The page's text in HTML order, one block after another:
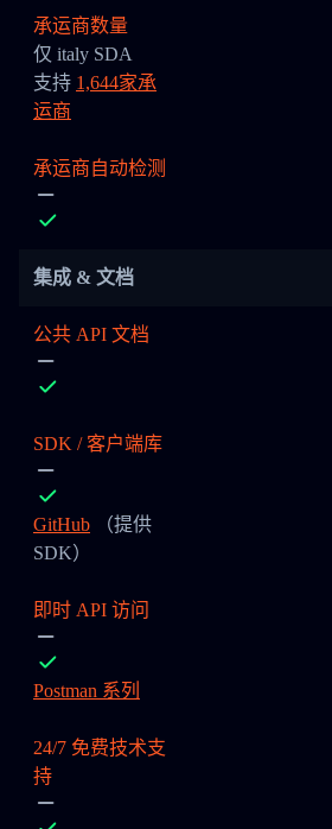
承运商数量
仅 italy SDA
支持 1,644家承
运商
承运商自动检测
集成 & 文档
公共 API 文档
SDK / 客户端库
GitHub （提供
SDK）
即时 API 访问
Postman 系列
24/7 免费技术支
持